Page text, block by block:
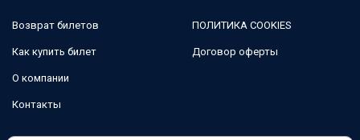
Возврат билетов
Как купить билет
О компании
Контакты
ПОЛИТИКА COOKIES
Договор оферты